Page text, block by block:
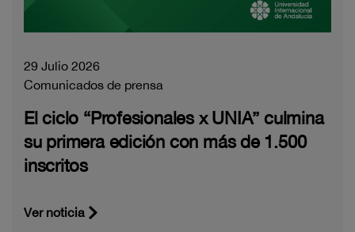
29 Julio 2026
Comunicados de prensa
El ciclo “Profesionales x UNIA” culmina
su primera edición con más de 1.500
inscritos
Ver noticia